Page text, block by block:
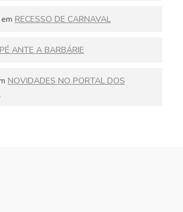
em RECESSO DE CARNAVAL
ANTE A BARBÁRIE
NOVIDADES NO PORTAL DOS